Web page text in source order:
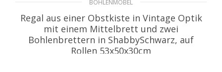
BOHLENMÖBEL
Regal aus einer Obstkiste in Vintage Optik
mit einem Mittelbrett und zwei
Bohlenbrettern in ShabbySchwarz, auf
Rollen 53x50x30cm